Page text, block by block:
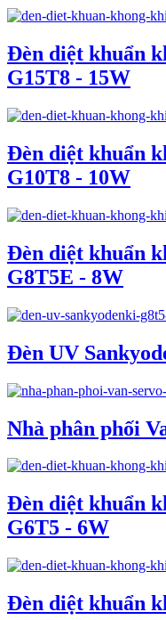
Đèn diệt khuẩn
G15T8 - 15W
Đèn diệt khuẩn
G10T8 - 10W
Đèn diệt khuẩn
G8T5E - 8W
Đèn UV
Nhà phân phối
Đèn diệt khuẩn
G6T5 - 6W
Đèn diệt khuẩn